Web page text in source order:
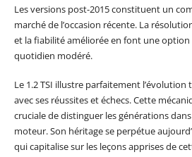
Les versions post-2015 constituent un
marché de l’occasion récente. La
et la fiabilité améliorée en font une
quotidien modéré.
Le 1.2 TSI illustre parfaitement
avec ses réussites et échecs. Cette
cruciale de distinguer les générations dans
moteur. Son héritage se perpétue
qui capitalise sur les leçons apprises de